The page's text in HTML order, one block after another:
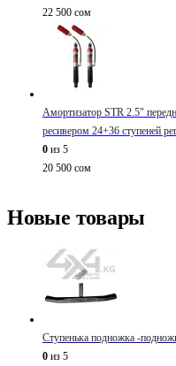
22 500 сом
Амортизатор STR 2.5″
ресивером 24+36 ступеней
0 из 5
20 500 сом
Новые товары
Ступенька подножка -
0 из 5